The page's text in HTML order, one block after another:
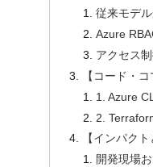
従来モデ
Azure
アクセス
【コード・コ
1. Azure
2.
【インパク
開発現場